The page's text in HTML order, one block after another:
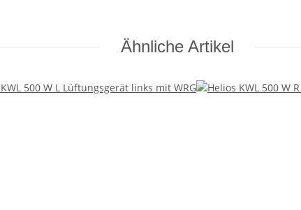
Ähnliche Artikel